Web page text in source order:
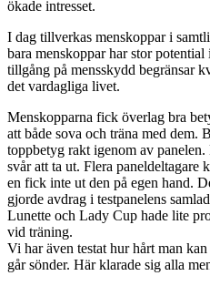
ökade intresset.
I dag tillverkas menskoppar i
bara menskoppar har stor
tillgång på mensskydd begränsar
det vardagliga livet.
Menskopparna fick överlag bra
att både sova och träna med dem.
toppbetyg rakt igenom av
svår att ta ut. Flera paneldel­tagare
en fick inte ut den på egen hand.
gjorde avdrag i testpanelens
Lunette och Lady Cup hade lite
vid träning.
Vi har även testat hur hårt man
går sönder. Här klarade sig alla